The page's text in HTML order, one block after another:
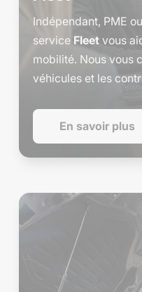
Indépendant, PME
service Fleetvous
mobilité. Nous vous
véhicules et les
En savoir plus